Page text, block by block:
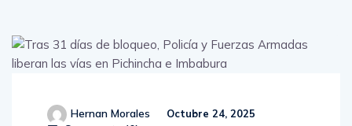
Hernan Morales Octubre 24, 2025